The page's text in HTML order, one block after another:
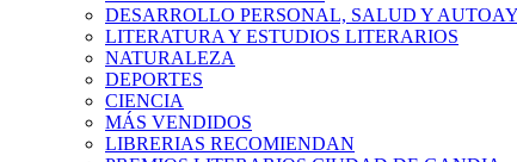
DESARROLLO PERSONAL, SALUD Y
LITERATURA Y ESTUDIOS LITERARIOS
NATURALEZA
DEPORTES
CIENCIA
MÁS VENDIDOS
LIBRERIAS RECOMIENDAN